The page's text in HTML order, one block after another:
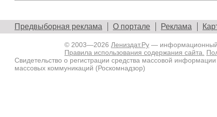
Предвыборная реклама О портале Реклама
© 2003—2026 Лениздат.Ру — информационный
Правила использования содержания сайта.
Свидетельство о регистрации средства массовой
массовых коммуникаций (Роскомнадзор)